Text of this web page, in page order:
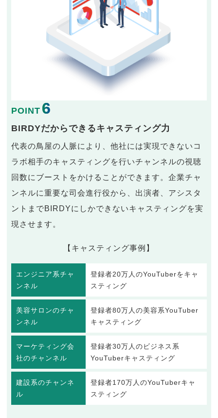
POINT 6
BIRDYだからできるキャスティング力
代表の鳥屋の人脈により、他社には実現できないコ
ラボ相手のキャスティングを行いチャンネルの視聴
回数にブーストをかけることができます。企業チャ
ンネルに重要な司会進行役から、出演者、アシスタ
ントまでBIRDYにしかできないキャスティングを実
現させます。
【キャスティング事例】
エンジニア系チャ
ンネル
登録者20万人のYouTuberをキャ
スティング
美容サロンのチャ
ンネル
登録者80万人の美容系YouTuber
キャスティング
マーケティング会
社のチャンネル
登録者30万人のビジネス系
YouTuberキャスティング
建設系のチャンネ
ル
登録者170万人のYouTuberキャ
スティング